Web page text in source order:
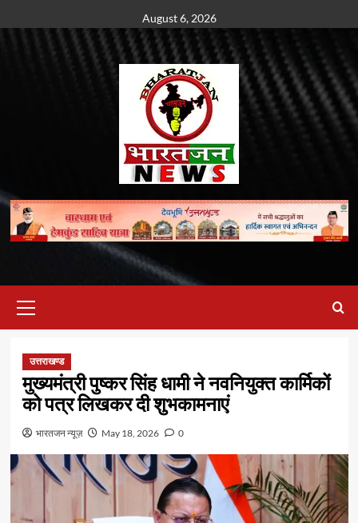
to
August 6, 2026
Menu
उत्तराखण्ड
मुख्यमंत्री पुष्कर सिंह धामी ने नवनियुक्त कार्मिकों
को पत्र लिखकर दी शुभकामनाएं
भारतजन न्यूज़ May 18, 2026 0